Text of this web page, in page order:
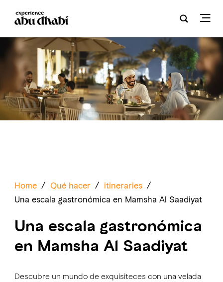
Home / Qué hacer / itineraries /
Una escala gastronómica en Mamsha Al Saadiyat
Una escala gastronómica
en Mamsha Al Saadiyat
Descubre un mundo de exquisiteces con una velada